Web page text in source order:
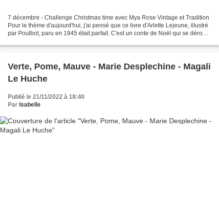
7 décembre - Challenge Christmas time avec Mya Rose Vintage et Tradition
Pour le thème d'aujourd'hui, j'ai pensé que ce livre d'Arlette Lejeune, illustré
par Poulbot, paru en 1945 était parfait. C'est un conte de Noël qui se déroule
Verte, Pome, Mauve - Marie Desplechine - Magali
Le Huche
Publié le 21/11/2022 à 18:40
Par Isabelle